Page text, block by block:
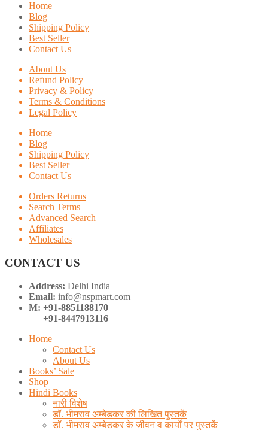
Home
Blog
Shipping Policy
Best Seller
Contact Us
About Us
Refund Policy
Privacy & Policy
Terms & Conditions
Legal Policy
Home
Blog
Shipping Policy
Best Seller
Contact Us
Orders Returns
Search Terms
Advanced Search
Affiliates
Wholesales
CONTACT US
Address: Delhi India
Email: info@nspmart.com
M: +91-8851188170
+91-8447913116
Home
Contact Us
About Us
Books’ Sale
Shop
Hindi Books
नारी विशेष
डॉ. भीमराव अम्बेडकर की लिखित पुस्तकें
डॉ. भीमराव अम्बेडकर के जीवन व कार्यों पर पुस्तकें